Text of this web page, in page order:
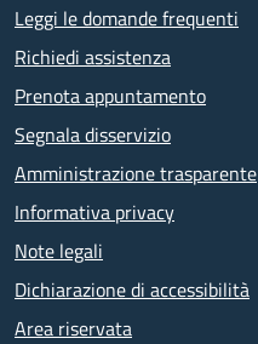
Leggi le domande frequenti
Richiedi assistenza
Prenota appuntamento
Segnala disservizio
Amministrazione trasparente
Informativa privacy
Note legali
Dichiarazione di accessibilità
Area riservata